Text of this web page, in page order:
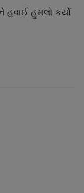
હવાઈ હુમલો કર્યો